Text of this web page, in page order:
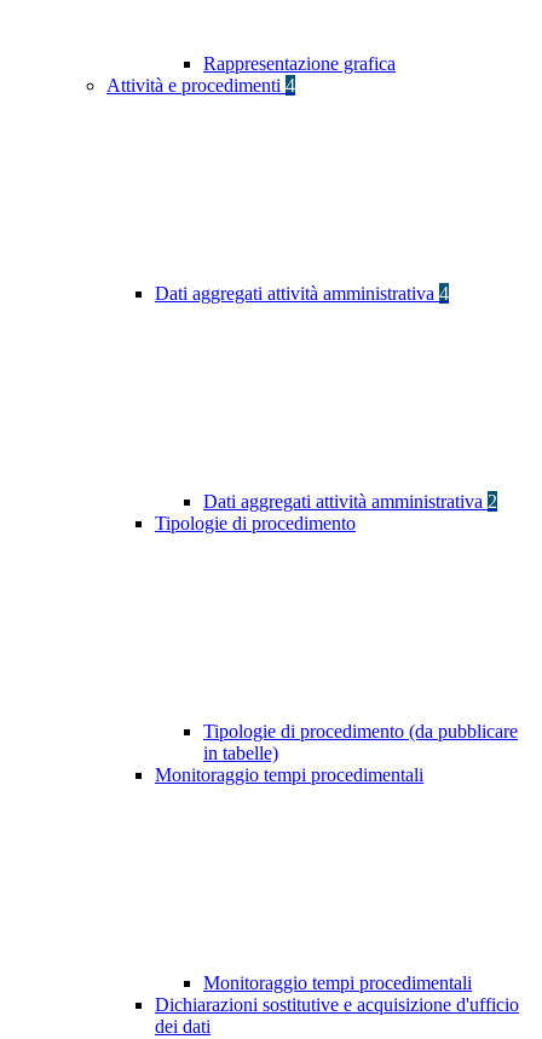
Rappresentazione grafica
Attività e procedimenti 4
Dati aggregati attività amministrativa 4
Dati aggregati attività amministrativa 2
Tipologie di procedimento
Tipologie di procedimento (da pubblicare
in tabelle)
Monitoraggio tempi procedimentali
Monitoraggio tempi procedimentali
Dichiarazioni sostitutive e acquisizione d'ufficio
dei dati